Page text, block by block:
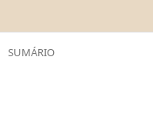
SUMÁRIO